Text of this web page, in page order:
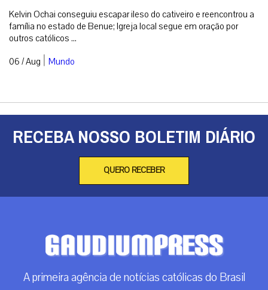
Kelvin Ochai conseguiu escapar ileso do cativeiro e reencontrou a
família no estado de Benue; Igreja local segue em oração por
outros católicos ...
06 / Aug | Mundo
RECEBA NOSSO BOLETIM DIÁRIO
QUERO RECEBER
A primeira agência de notícias católicas do Brasil